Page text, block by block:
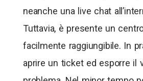
neanche una live chat
Tuttavia, è presente un
facilmente raggiungibile. In
aprire un ticket ed esporre il